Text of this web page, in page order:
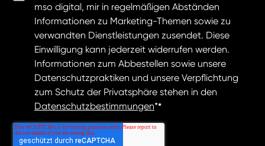
mso digital, mir in regelmäßigen Abständen
Informationen zu Marketing-Themen sowie zu
verwandten Dienstleistungen zusendet. Diese
Einwilligung kann jederzeit widerrufen werden.
Informationen zum Abbestellen sowie unsere
Datenschutzpraktiken und unsere Verpflichtung
zum Schutz der Privatsphäre stehen in den
Datenschutzbestimmungen**